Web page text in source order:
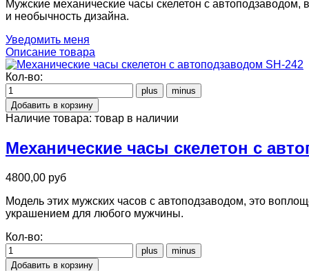
Мужские механические часы скелетон с
и необычность дизайна.
Уведомить меня
Описание товара
Кол-во:
Наличие товара: товар в наличии
Механические часы скелетон с
4800,00 руб
Модель этих мужских часов с автоподзаводом, это
украшением для любого мужчины.
Кол-во: